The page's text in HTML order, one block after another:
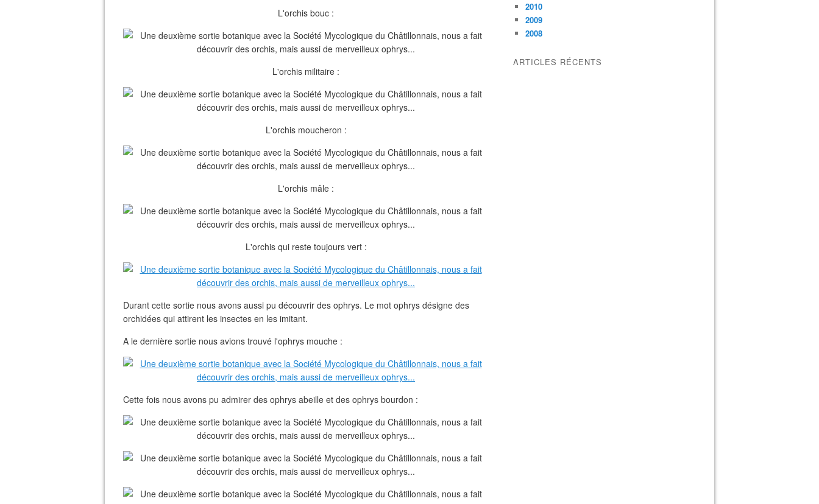
L'orchis bouc :
L'orchis militaire :
L'orchis moucheron :
L'orchis mâle :
L'orchis qui reste toujours vert :
Durant cette sortie nous avons aussi pu découvrir des ophrys. Le mot ophrys désigne des
orchidées qui attirent les insectes en les imitant.
A le dernière sortie nous avions trouvé l'ophrys mouche :
Cette fois nous avons pu admirer des ophrys abeille et des ophrys bourdon :
2010
2009
2008
ARTICLES RÉCENTS